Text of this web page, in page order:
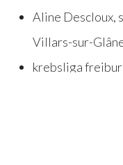
Aline Descloux,
Villars-sur-
krebsliga